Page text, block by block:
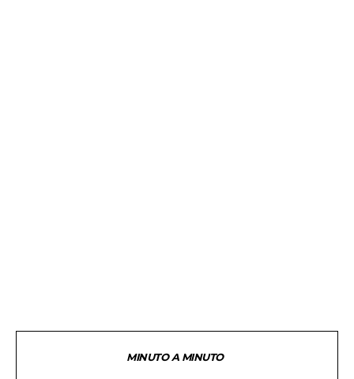
MINUTO A MINUTO